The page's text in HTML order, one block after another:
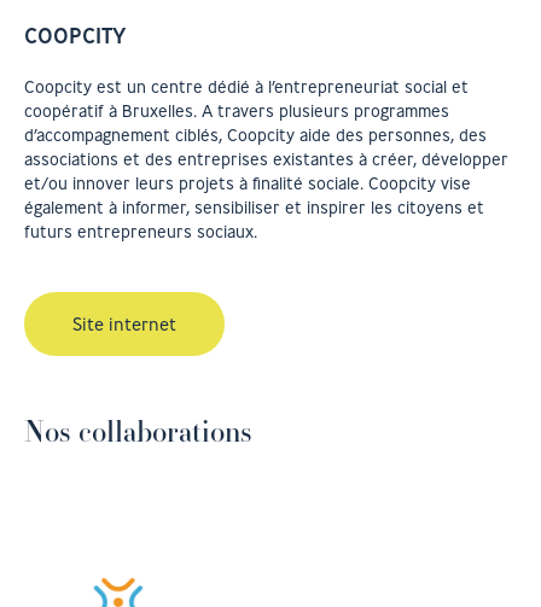
COOPCITY
Coopcity est un centre dédié à l’entrepreneuriat social et
coopératif à Bruxelles. A travers plusieurs programmes
d’accompagnement ciblés, Coopcity aide des personnes, des
associations et des entreprises existantes à créer, développer
et/ou innover leurs projets à finalité sociale. Coopcity vise
également à informer, sensibiliser et inspirer les citoyens et
futurs entrepreneurs sociaux.
Site internet
Nos collaborations